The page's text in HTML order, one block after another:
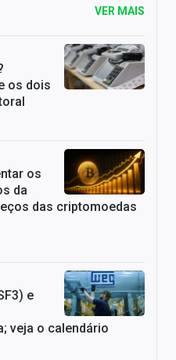
VER MAIS
os dois
os
da
das criptomoedas
e
veja o calendário